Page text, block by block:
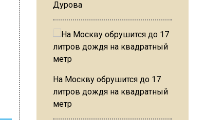
Дурова
На Москву обрушится до 17
литров дождя на квадратный
метр